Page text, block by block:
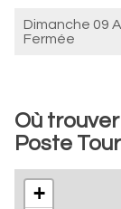
Dimanche 09
Fermée
Où
Poste
+